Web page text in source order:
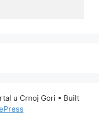
u Crnoj Gori • Built